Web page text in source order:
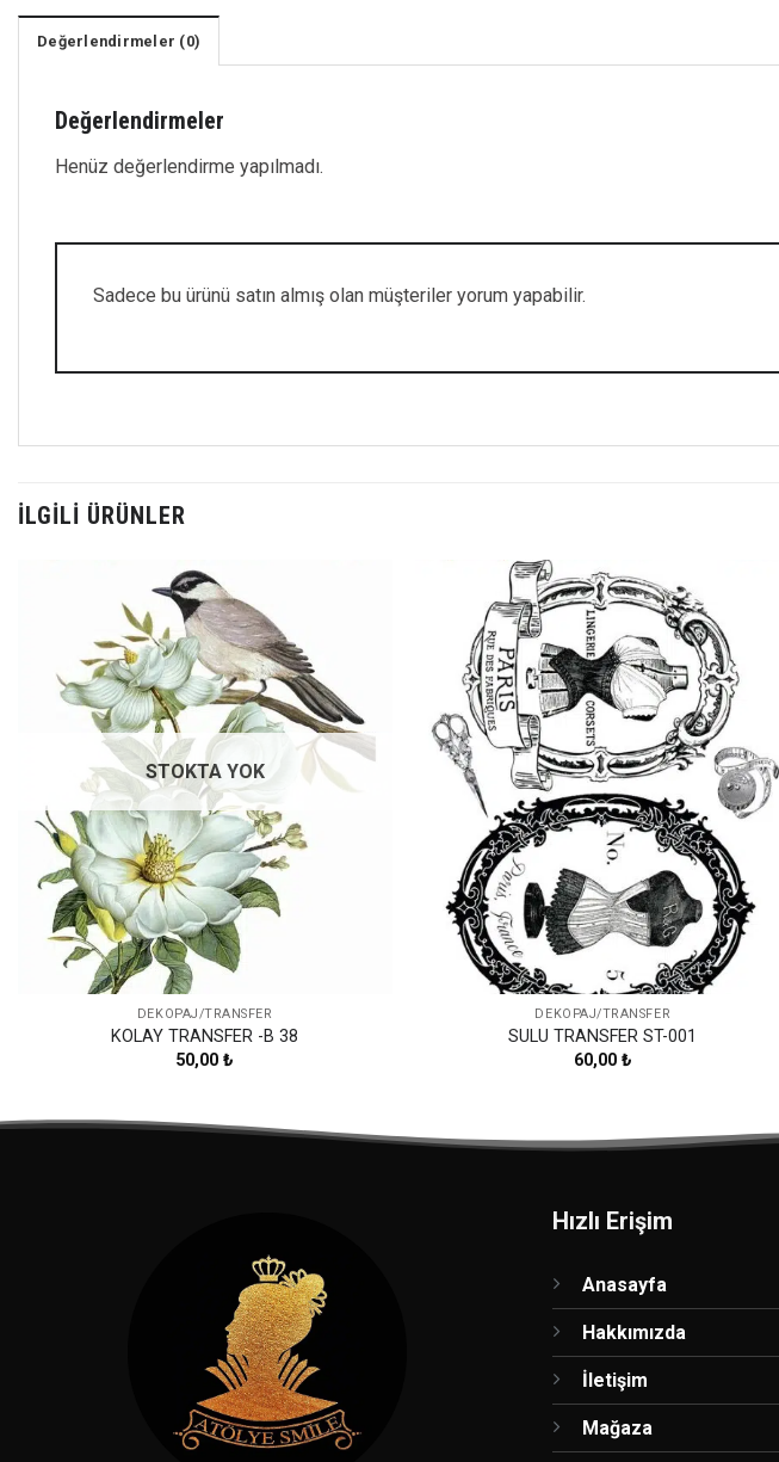
Değerlendirmeler (0)
Değerlendirmeler
Henüz değerlendirme yapılmadı.
Sadece bu ürünü satın almış olan müşteriler yorum yapabilir.
İLGILI ÜRÜNLER
STOKTA YOK
DEKOPAJ/TRANSFER
KOLAY TRANSFER -B 38
50,00₺
Favorilerime
Ekle
DEKOPAJ/TRANSFER
SULU TRANSFER ST-001
60,00 ₺
Hızlı Erişim
Anasayfa
Hakkımızda
İletişim
Mağaza